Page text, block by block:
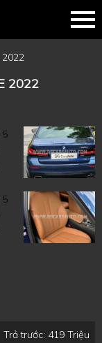
2022
Trả trước: 419 Triệu